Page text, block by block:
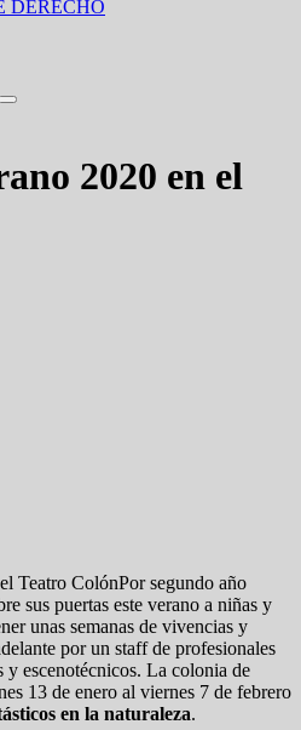
DERECHO
2020 en el
Por segundo año
sus puertas este verano a niñas y
unas semanas de vivencias y
por un staff de profesionales
y escenotécnicos. La colonia de
13 de enero al viernes 7 de febrero
en la naturaleza.